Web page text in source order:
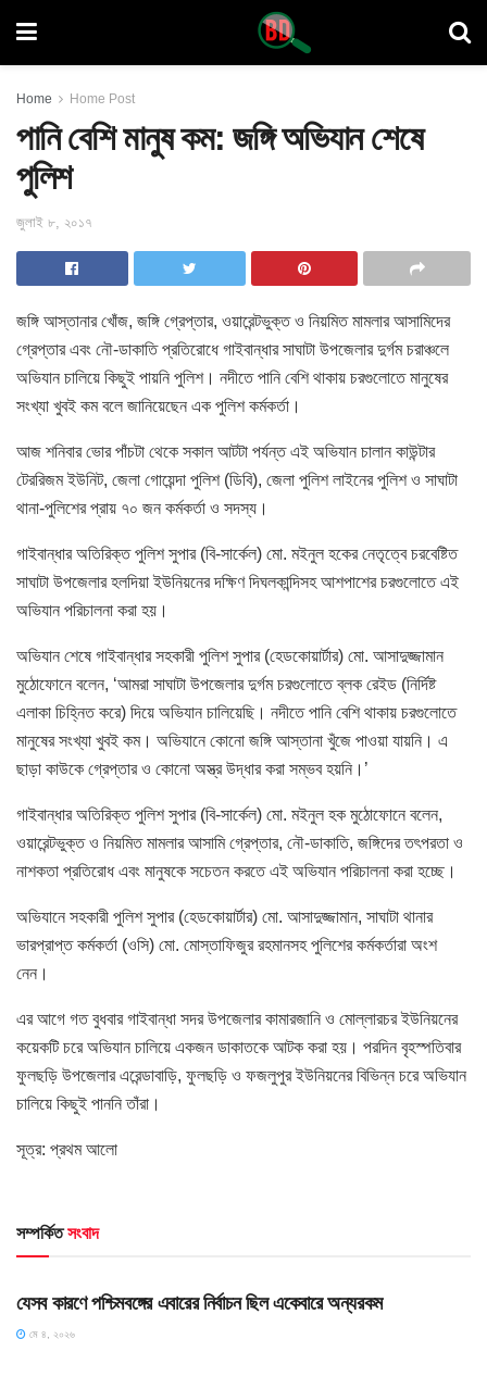
Home Home Post
পানি বেশি মানুষ কম: জঙ্গি অভিযান শেষে
পুলিশ
জুলাই ৮, ২০১৭
জঙ্গি আস্তানার খোঁজ, জঙ্গি গ্রেপ্তার, ওয়ারেন্টভুক্ত ও নিয়মিত মামলার আসামিদের
গ্রেপ্তার এবং নৌ-ডাকাতি প্রতিরোধে গাইবান্ধার সাঘাটা উপজেলার দুর্গমচরাঞ্চলে
অভিযান চালিয়ে কিছুই পায়নি পুলিশ। নদীতে পানি বেশি থাকায় চরগুলোতে মানুষের
সংখ্যা খুবই কম বলে জানিয়েছেন এক পুলিশ কর্মকর্তা।
আজ শনিবার ভোর পাঁচটা থেকে সকাল আটটা পর্যন্ত এই অভিযান চালান কাউন্টার
টেররিজম ইউনিট, জেলা গোয়েন্দা পুলিশ (ডিবি), জেলা পুলিশ লাইনের পুলিশ ও সাঘাটা
থানা-পুলিশের প্রায় ৭০ জন কর্মকর্তা ও সদস্য।
গাইবান্ধার অতিরিক্ত পুলিশ সুপার (বি-সার্কেল) মো. মইনুল হকের নেতৃত্বে চরবেষ্টিত
সাঘাটা উপজেলার হলদিয়া ইউনিয়নের দক্ষিণ দিঘলকান্দিসহ আশপাশের চরগুলোতে এই
অভিযান পরিচালনা করা হয়।
অভিযান শেষে গাইবান্ধার সহকারী পুলিশ সুপার (হেডকোয়ার্টার) মো. আসাদুজ্জামান
মুঠোফোনে বলেন, ‘আমরা সাঘাটা উপজেলার দুর্গম চরগুলোতে ব্লক রেইড (নির্দিষ্ট
এলাকা চিহ্নিত করে) দিয়ে অভিযান চালিয়েছি। নদীতে পানি বেশি থাকায় চরগুলোতে
মানুষের সংখ্যা খুবই কম। অভিযানে কোনো জঙ্গি আস্তানা খুঁজে পাওয়া যায়নি। এ
ছাড়া কাউকে গ্রেপ্তার ও কোনো অস্ত্র উদ্ধার করা সম্ভব হয়নি।’
গাইবান্ধার অতিরিক্ত পুলিশ সুপার (বি-সার্কেল) মো. মইনুল হক মুঠোফোনে বলেন,
ওয়ারেন্টভুক্ত ও নিয়মিত মামলার আসামি গ্রেপ্তার, নৌ-ডাকাতি, জঙ্গিদের তৎপরতা ও
নাশকতা প্রতিরোধ এবং মানুষকে সচেতন করতে এই অভিযান পরিচালনা করা হচ্ছে।
অভিযানে সহকারী পুলিশ সুপার (হেডকোয়ার্টার) মো. আসাদুজ্জামান, সাঘাটা থানার
ভারপ্রাপ্ত কর্মকর্তা (ওসি) মো. মোস্তাফিজুর রহমানসহ পুলিশের কর্মকর্তারা অংশ
নেন।
এর আগে গত বুধবার গাইবান্ধা সদর উপজেলার কামারজানি ও মোল্লারচর ইউনিয়নের
কয়েকটি চরে অভিযান চালিয়ে একজন ডাকাতকে আটক করা হয়। পরদিন বৃহস্পতিবার
ফুলছড়ি উপজেলার এরেন্ডাবাড়ি, ফুলছড়ি ও ফজলুপুর ইউনিয়নের বিভিন্ন চরে অভিযান
চালিয়ে কিছুই পাননি তাঁরা।
সূত্র: প্রথম আলো
সম্পর্কিতসংবাদ
HOME POST
যেসব কারণে পশ্চিমবঙ্গের এবারের নির্বাচন ছিল একেবারে অন্যরকম
মে ৪, ২০২৬